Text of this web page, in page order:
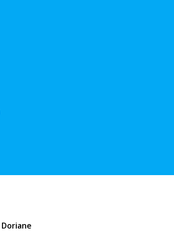
Doriane